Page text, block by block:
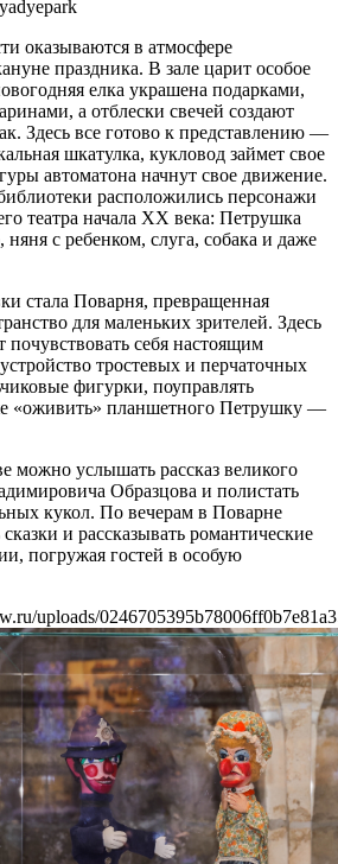
оказываются в атмосфере
праздника. В зале царит особое
елка украшена подарками,
а отблески свечей создают
Здесь все готово к представлению —
шкатулка, кукловод займет свое
автоматона начнут свое движение.
расположились персонажи
театра начала XX века: Петрушка
няня с ребенком, слуга, собака и даже
стала Поварня, превращенная
для маленьких зрителей. Здесь
себя настоящим
тростевых и перчаточных
фигурки, поуправлять
«оживить» планшетного Петрушку —
можно услышать рассказ великого
Образцова и полистать
кукол. По вечерам в Поварне
и рассказывать романтические
погружая гостей в особую
uploads/